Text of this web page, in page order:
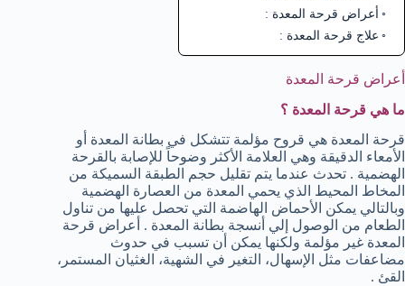
أعراض قرحة المعدة :
علاج قرحة المعدة :
أعراض قرحة المعدة
ما هي قرحة المعدة ؟
قرحة المعدة هي قروح مؤلمة تتشكل في بطانة المعدة أو
الأمعاء الدقيقة وهي العلامة الأكثر وضوحاً للإصابة بالقرحة
الهضمية . تحدث عندما يتم تقليل حجم الطبقة السميكة من
المخاط المحيط الذي يحمي المعدة من العصارة الهضمية
وبالتالي يمكن الأحماض الهاضمة التي تحصل عليها من تناول
الطعام من الوصول إلي أنسجة بطانة المعدة . أعراض قرحة
المعدة غير مؤلمة ولكنها يمكن أن تسبب في حدوث
مضاعفات مثل الإسهال، التغير في الشهية، الغثيان المستمر،
القئ .